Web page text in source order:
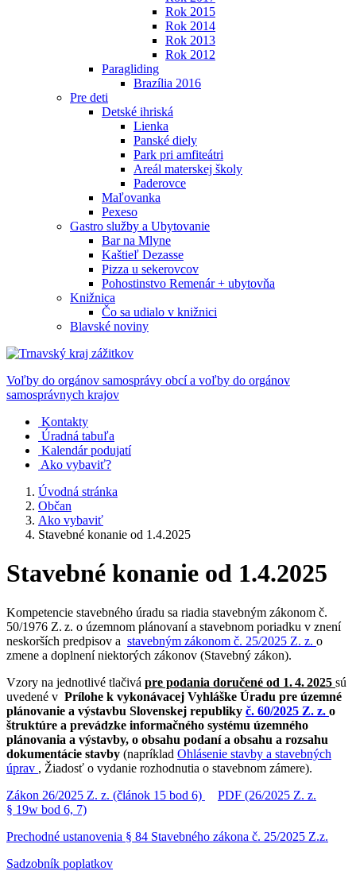
Rok 2015
Rok 2014
Rok 2013
Rok 2012
Paragliding
Brazília 2016
Pre deti
Detské ihriská
Lienka
Panské diely
Park pri amfiteátri
Areál materskej školy
Paderovce
Maľovanka
Pexeso
Gastro služby a Ubytovanie
Bar na Mlyne
Kaštieľ Dezasse
Pizza u sekerovcov
Pohostinstvo Remenár + ubytovňa
Knižnica
Čo sa udialo v knižnici
Blavské noviny
Voľby do orgánov samosprávy obcí a voľby do orgánov
samosprávnych krajov
Kontakty
Úradná tabuľa
Kalendár podujatí
Ako vybaviť?
Úvodná stránka
Občan
Ako vybaviť
Stavebné konanie od 1.4.2025
Stavebné konanie od 1.4.2025
Kompetencie stavebného úradu sa riadia stavebným zákonom č.
50/1976 Z. z. o územnom plánovaní a stavebnom poriadku v znení
neskorších predpisov a stavebným zákonom č. 25/2025 Z. z. o
zmene a doplnení niektorých zákonov (Stavebný zákon).
Vzory na jednotlivé tlačivá pre podania doručené od 1. 4. 2025 sú
uvedené v Prílohe k vykonávacej Vyhláške Úradu pre územné
plánovanie a výstavbu Slovenskej republiky č. 60/2025 Z. z. o
štruktúre a prevádzke informačného systému územného
plánovania a výstavby, o obsahu podaní a obsahu a rozsahu
dokumentácie stavby (napríklad Ohlásenie stavby a stavebných
úprav , Žiadosť o vydanie rozhodnutia o stavebnom zámere).
Zákon 26/2025 Z. z. (článok 15 bod 6)
PDF (26/2025 Z. z.
§ 19w bod 6, 7)
Prechodné ustanovenia § 84 Stavebného zákona č. 25/2025 Z.z.
Sadzobník poplatkov